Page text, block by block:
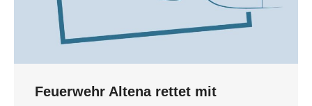
Feuerwehr Altena rettet mit